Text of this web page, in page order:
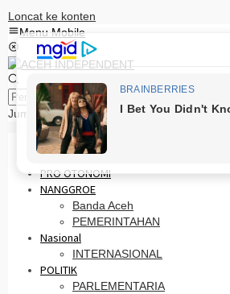
Loncat ke konten
Menu Mobile
Jumat, 7 Agustus 2026
HOME
PRO OTONOMI
NANGGROE
Banda Aceh
PEMERINTAHAN
Nasional
INTERNASIONAL
POLITIK
PARLEMENTARIA